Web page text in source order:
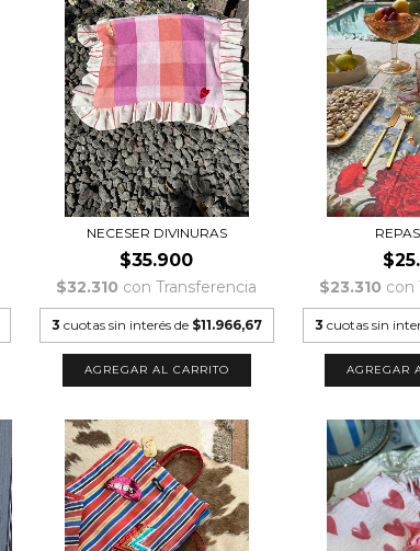
NECESER DIVINURAS
$35.900
$32.310 con Transferencia
3 cuotas sin interés de $11.966,67
$23.310 con
3 cuotas sin
AGREGAR